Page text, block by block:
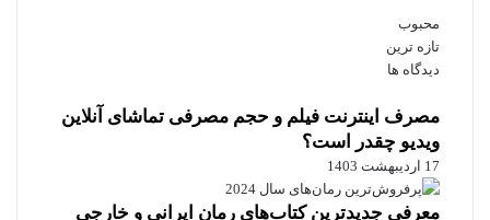
محبوب
تازه ترین
دیدگاه ها
مصرف اینترنت فیلم و حجم مصرفی تماشای آنلاین
ویدیو چقدر است؟
17 اردیبهشت 1403
معرفی جدیدترین کتاب‌های رمان ایرانی و خارجی